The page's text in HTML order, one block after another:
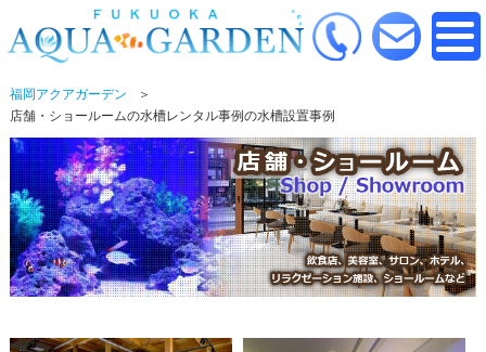
福岡アクアガーデン
店舗・ショールームの水槽レンタル事例の水槽設置事例